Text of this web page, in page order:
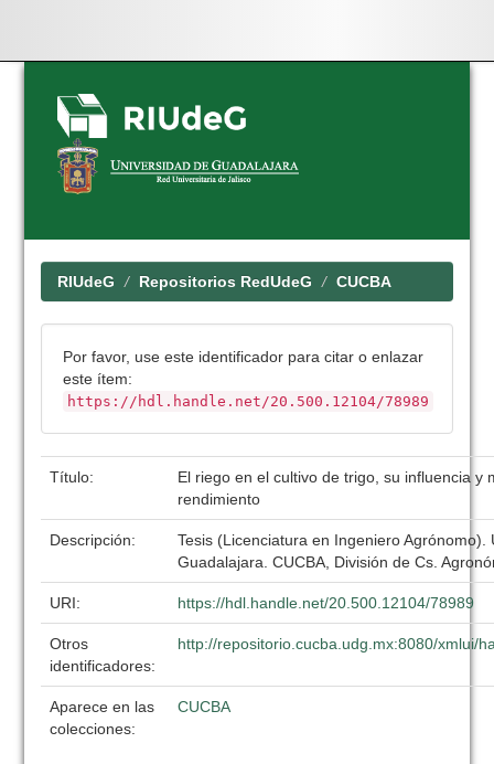
Skip
navigation
RIUdeG Repositorios RedUdeG CUCBA
Por favor, use este identificador para citar o enlazar
este ítem:
https://hdl.handle.net/20.500.12104/78989
Título:
El riego en el cultivo de trigo, su influencia y
rendimiento
Descripción:
Tesis (Licenciatura en Ingeniero Agrónomo).
Guadalajara. CUCBA, División de Cs.
URI: https://hdl.handle.net/20.500.12104/78989
Otros
identificadores:
http://repositorio.cucba.udg.mx:8080/xmlui/
Aparece en las
colecciones:
CUCBA